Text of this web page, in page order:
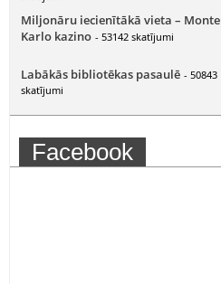
Miljonāru iecienītākā vieta – Monte
Karlo kazino - 53142 skatījumi
Labākās bibliotēkas pasaulē - 50843
skatījumi
Facebook